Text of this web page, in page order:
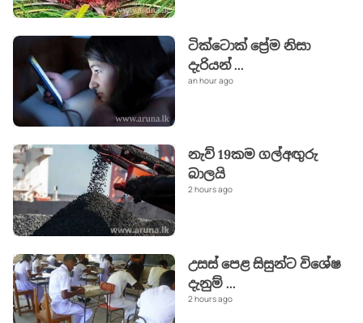
ටික්ටොක් ප්‍රේම නිසා
දැරියන්...
an hour ago
නැව් 19කම ගල්අඟුරු
බාලයි
2 hours ago
උසස් පෙළ සිසුන්ට විශේෂ
දැනුම් ...
2 hours ago